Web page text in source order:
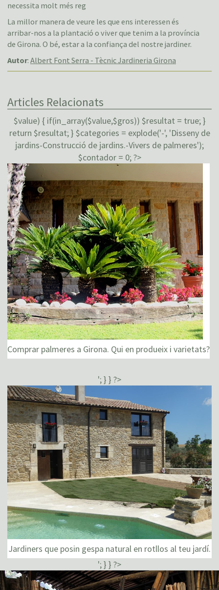
necessita molt més reg
La millor manera de veure les que ens interessen és
arribar-nos a la plantació o viver que tenim a la província
de Girona. O bé, estar a la confiança del nostre jardiner.
Autor: Albert Font Serra - Tècnic Jardineria Girona
Articles Relacionats
$value) { if(in_array($value,$gros)) $resultat = true; }
return $resultat; } $categories = explode('-', 'Disseny de
jardins-Construcció de jardins.-Vivers de palmeres');
$contador = 0; ?>
Comprar palmeres a Girona. Qui en produeix i varietats?
'; } } ?>
Jardiners que posin gespa natural en rotllos al teu jardí.
'; } } ?>